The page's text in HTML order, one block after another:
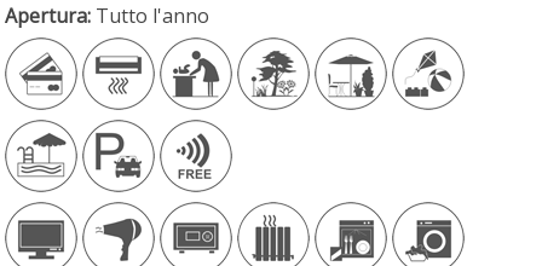
Apertura: Tutto l'anno